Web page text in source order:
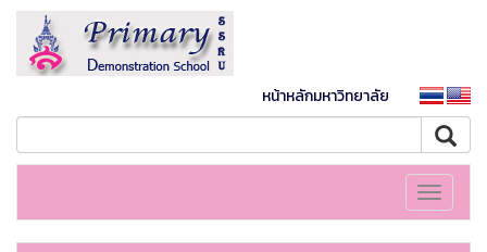
หน้าหลักมหาวิทยาลัย
Toggle